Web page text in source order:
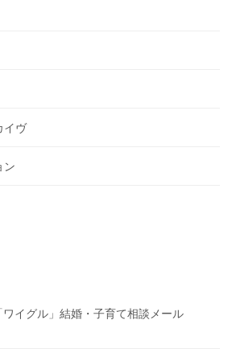
ヴ
イグル」結婚・子育て相談メール